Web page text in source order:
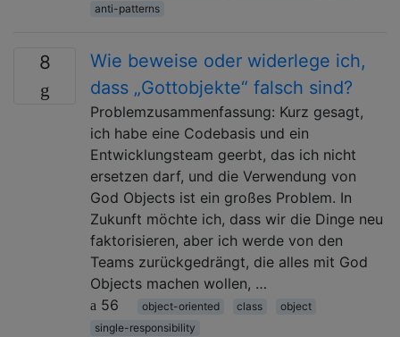
anti-patterns
8
Wie beweise oder widerlege ich,
dass „Gottobjekte“ falsch sind?
Problemzusammenfassung: Kurz gesagt,
ich habe eine Codebasis und ein
Entwicklungsteam geerbt, das ich nicht
ersetzen darf, und die Verwendung von
God Objects ist ein großes Problem. In
Zukunft möchte ich, dass wir die Dinge neu
faktorisieren, aber ich werde von den
Teams zurückgedrängt, die alles mit God
Objects machen wollen, …
56
object-oriented class
object
single-responsibility